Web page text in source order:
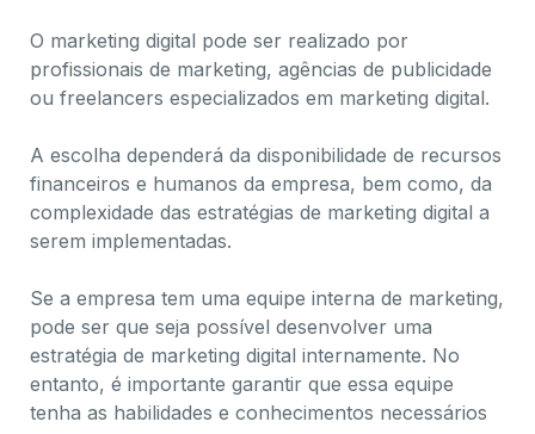
O marketing digital pode ser realizado por
profissionais de marketing, agências de publicidade
ou freelancers especializados em marketing digital.
A escolha dependerá da disponibilidade de recursos
financeiros e humanos da empresa, bem como, da
complexidade das estratégias de marketing digital a
serem implementadas.
Se a empresa tem uma equipe interna de marketing,
pode ser que seja possível desenvolver uma
estratégia de marketing digital internamente. No
entanto, é importante garantir que essa equipe
tenha as habilidades e conhecimentos necessários